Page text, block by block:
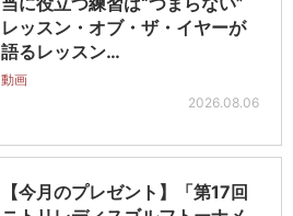
レッスン・オブ・ザ・イヤーが
語るレッスン…
動画
2026.08.06
【今月のプレゼント】「第17回